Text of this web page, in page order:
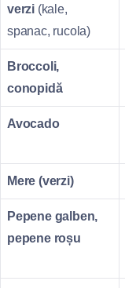
verzi (kale,
spanac, rucola)
Broccoli,
conopidă
Avocado
Mere (verzi)
Pepene galben,
pepene roșu